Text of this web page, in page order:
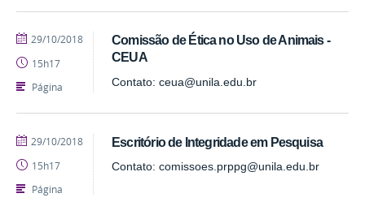
Comissão de Ética no Uso de Animais -
CEUA
Contato: ceua@unila.edu.br
publicado
29/10/2018
15h17
Página
Escritório de Integridade em Pesquisa
Contato: comissoes.prppg@unila.edu.br
publicado
29/10/2018
15h17
Página